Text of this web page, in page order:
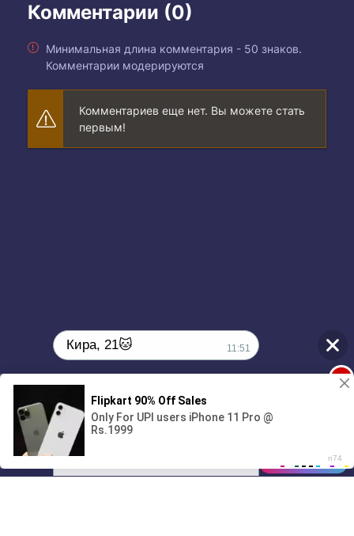
Комментарии (0)
Минимальная длина комментария - 50 знаков.
Комментарии модерируются
Комментариев еще нет. Вы можете стать
первым!
01/07
00:00
Кира, 21🐱 11:51
Поиграешь со мной? 💖🐾
11:51
1